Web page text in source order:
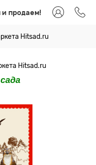
и продаем!
Hitsad.ru
Hitsad.ru